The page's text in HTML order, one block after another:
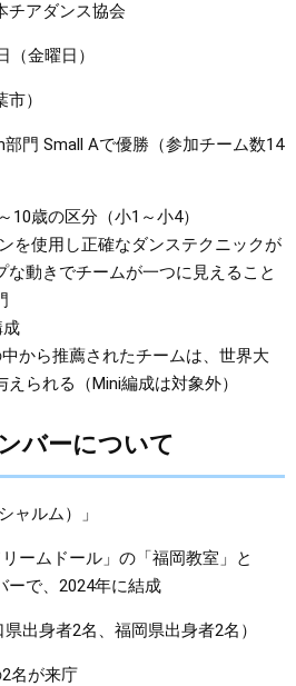
チアダンス協会
（金曜日）
）
門 Small Aで優勝（参加チーム数14
10歳の区分（小1～小4）
を使用し正確なダンステクニックが
な動きでチームが一つに見えること
成
から推薦されたチームは、世界大
られる（Mini編成は対象外）
バーについて
ャルム）」
ームドール」の「福岡教室」と
ーで、2024年に結成
出身者2名、福岡県出身者2名）
名が来庁